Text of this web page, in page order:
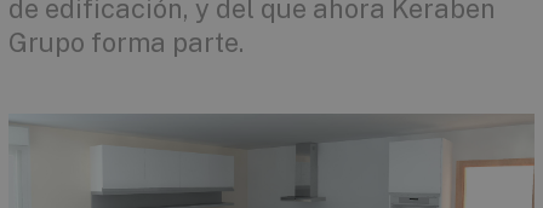
de edificación, y del que ahora Keraben
Grupo forma parte.